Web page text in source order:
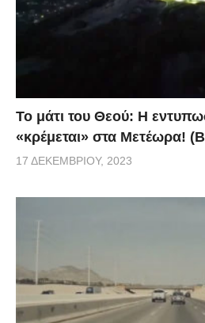
Το μάτι του Θεού: Η
«κρέμεται» στα Μετέωρα!
17 ΔΕΚΕΜΒΡΊΟΥ, 2023